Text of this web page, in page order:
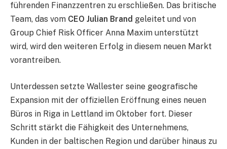
führenden Finanzzentren zu erschließen. Das britische
Team, das vom CEO Julian Brand geleitet und von
Group Chief Risk Officer Anna Maxim unterstützt
wird, wird den weiteren Erfolg in diesem neuen Markt
vorantreiben.
Unterdessen setzte Wallester seine geografische
Expansion mit der offiziellen Eröffnung eines neuen
Büros in Riga in Lettland im Oktober fort. Dieser
Schritt stärkt die Fähigkeit des Unternehmens,
Kunden in der baltischen Region und darüber hinaus zu